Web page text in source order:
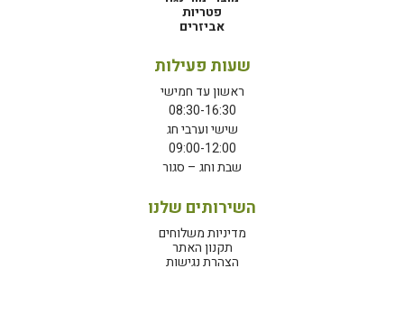
פטריות
אביזרים
שעות פעילות
ראשון עד חמישי
08:30-16:30
שישי וערבי חג
09:00-12:00
שבת וחג – סגור
השירותים שלנו
מדיניות משלוחים
תקנון האתר
הצהרת נגישות